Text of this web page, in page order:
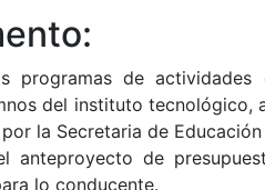
programas de
del instituto tecnológico,
la Secretaria de Educación
anteproyecto de
lo conducente.